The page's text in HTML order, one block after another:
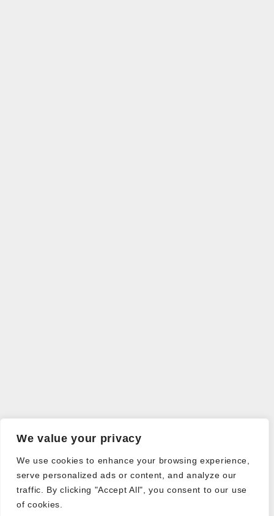
We value your privacy
We use cookies to enhance your browsing experience,
serve personalized ads or content, and analyze our
traffic. By clicking "Accept All", you consent to our use
of cookies.